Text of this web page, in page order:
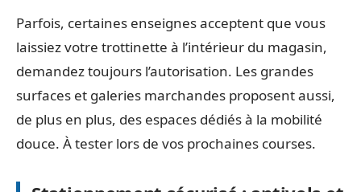
Parfois, certaines enseignes acceptent que vous
laissiez votre trottinette à l’intérieur du magasin,
demandez toujours l’autorisation. Les grandes
surfaces et galeries marchandes proposent aussi,
de plus en plus, des espaces dédiés à la mobilité
douce. À tester lors de vos prochaines courses.